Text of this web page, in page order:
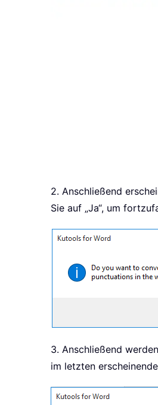
2. Anschließend
Sie auf „Ja“, um
3. Anschließend
im letzten